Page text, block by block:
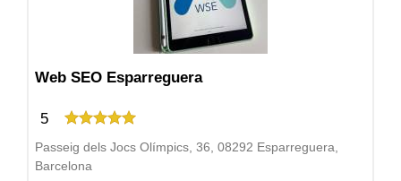
Web SEO Esparreguera
5
Passeig dels Jocs Olímpics, 36, 08292 Esparreguera,
Barcelona